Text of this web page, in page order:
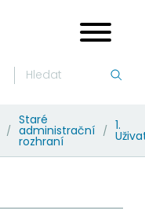
/
Staré
administrační
rozhraní
/ 1.